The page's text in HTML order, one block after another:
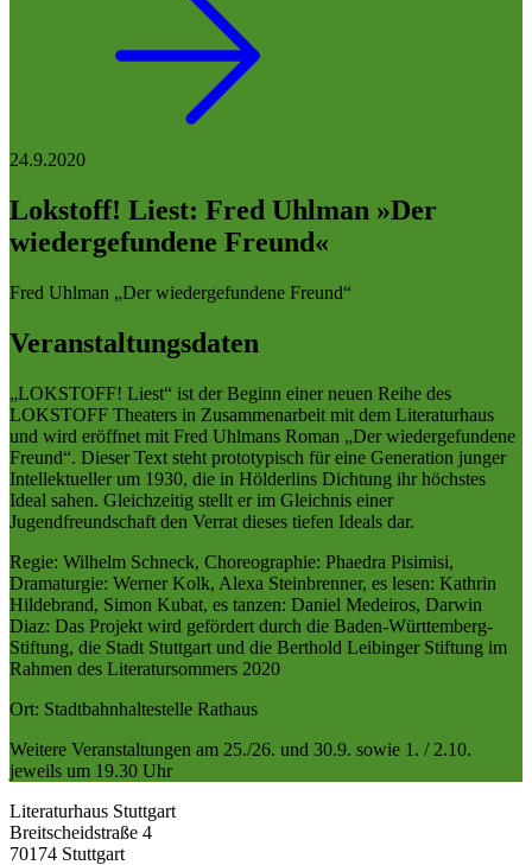
24.9.2020
Lokstoff! Liest: Fred Uhlman »Der
wiedergefundene Freund«
Fred Uhlman „Der wiedergefundene Freund“
Veranstaltungsdaten
„LOKSTOFF! Liest“ ist der Beginn einer neuen Reihe des
LOKSTOFF Theaters in Zusammenarbeit mit dem Literaturhaus
und wird eröffnet mit Fred Uhlmans Roman „Der wiedergefundene
Freund“. Dieser Text steht prototypisch für eine Generation junger
Intellektueller um 1930, die in Hölderlins Dichtung ihr höchstes
Ideal sahen. Gleichzeitig stellt er im Gleichnis einer
Jugendfreundschaft den Verrat dieses tiefen Ideals dar.
Regie: Wilhelm Schneck, Choreographie: Phaedra Pisimisi,
Dramaturgie: Werner Kolk, Alexa Steinbrenner, es lesen: Kathrin
Hildebrand, Simon Kubat, es tanzen: Daniel Medeiros, Darwin
Diaz: Das Projekt wird gefördert durch die Baden-Württemberg-
Stiftung, die Stadt Stuttgart und die Berthold Leibinger Stiftung im
Rahmen des Literatursommers 2020
Ort: Stadtbahnhaltestelle Rathaus
Weitere Veranstaltungen am 25./26. und 30.9. sowie 1. / 2.10.
jeweils um 19.30 Uhr
Literaturhaus Stuttgart
Breitscheidstraße 4
70174 Stuttgart